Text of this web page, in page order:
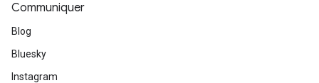
Communiquer
Blog
Bluesky
Instagram